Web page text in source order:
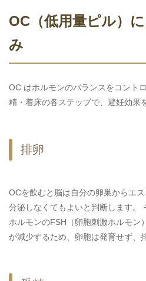
OC（低用量ピル）
み
OC はホルモンのバランスをコント
精・着床の各ステップで、避妊効果
排卵
OCを飲むと脳は自分の卵巣からエ
分泌しなくてもよいと判断します。
ホルモンのFSH（卵胞刺激ホルモン
が減少するため、卵胞は発育せず、